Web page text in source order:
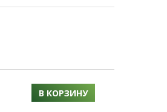
В КОРЗИНУ